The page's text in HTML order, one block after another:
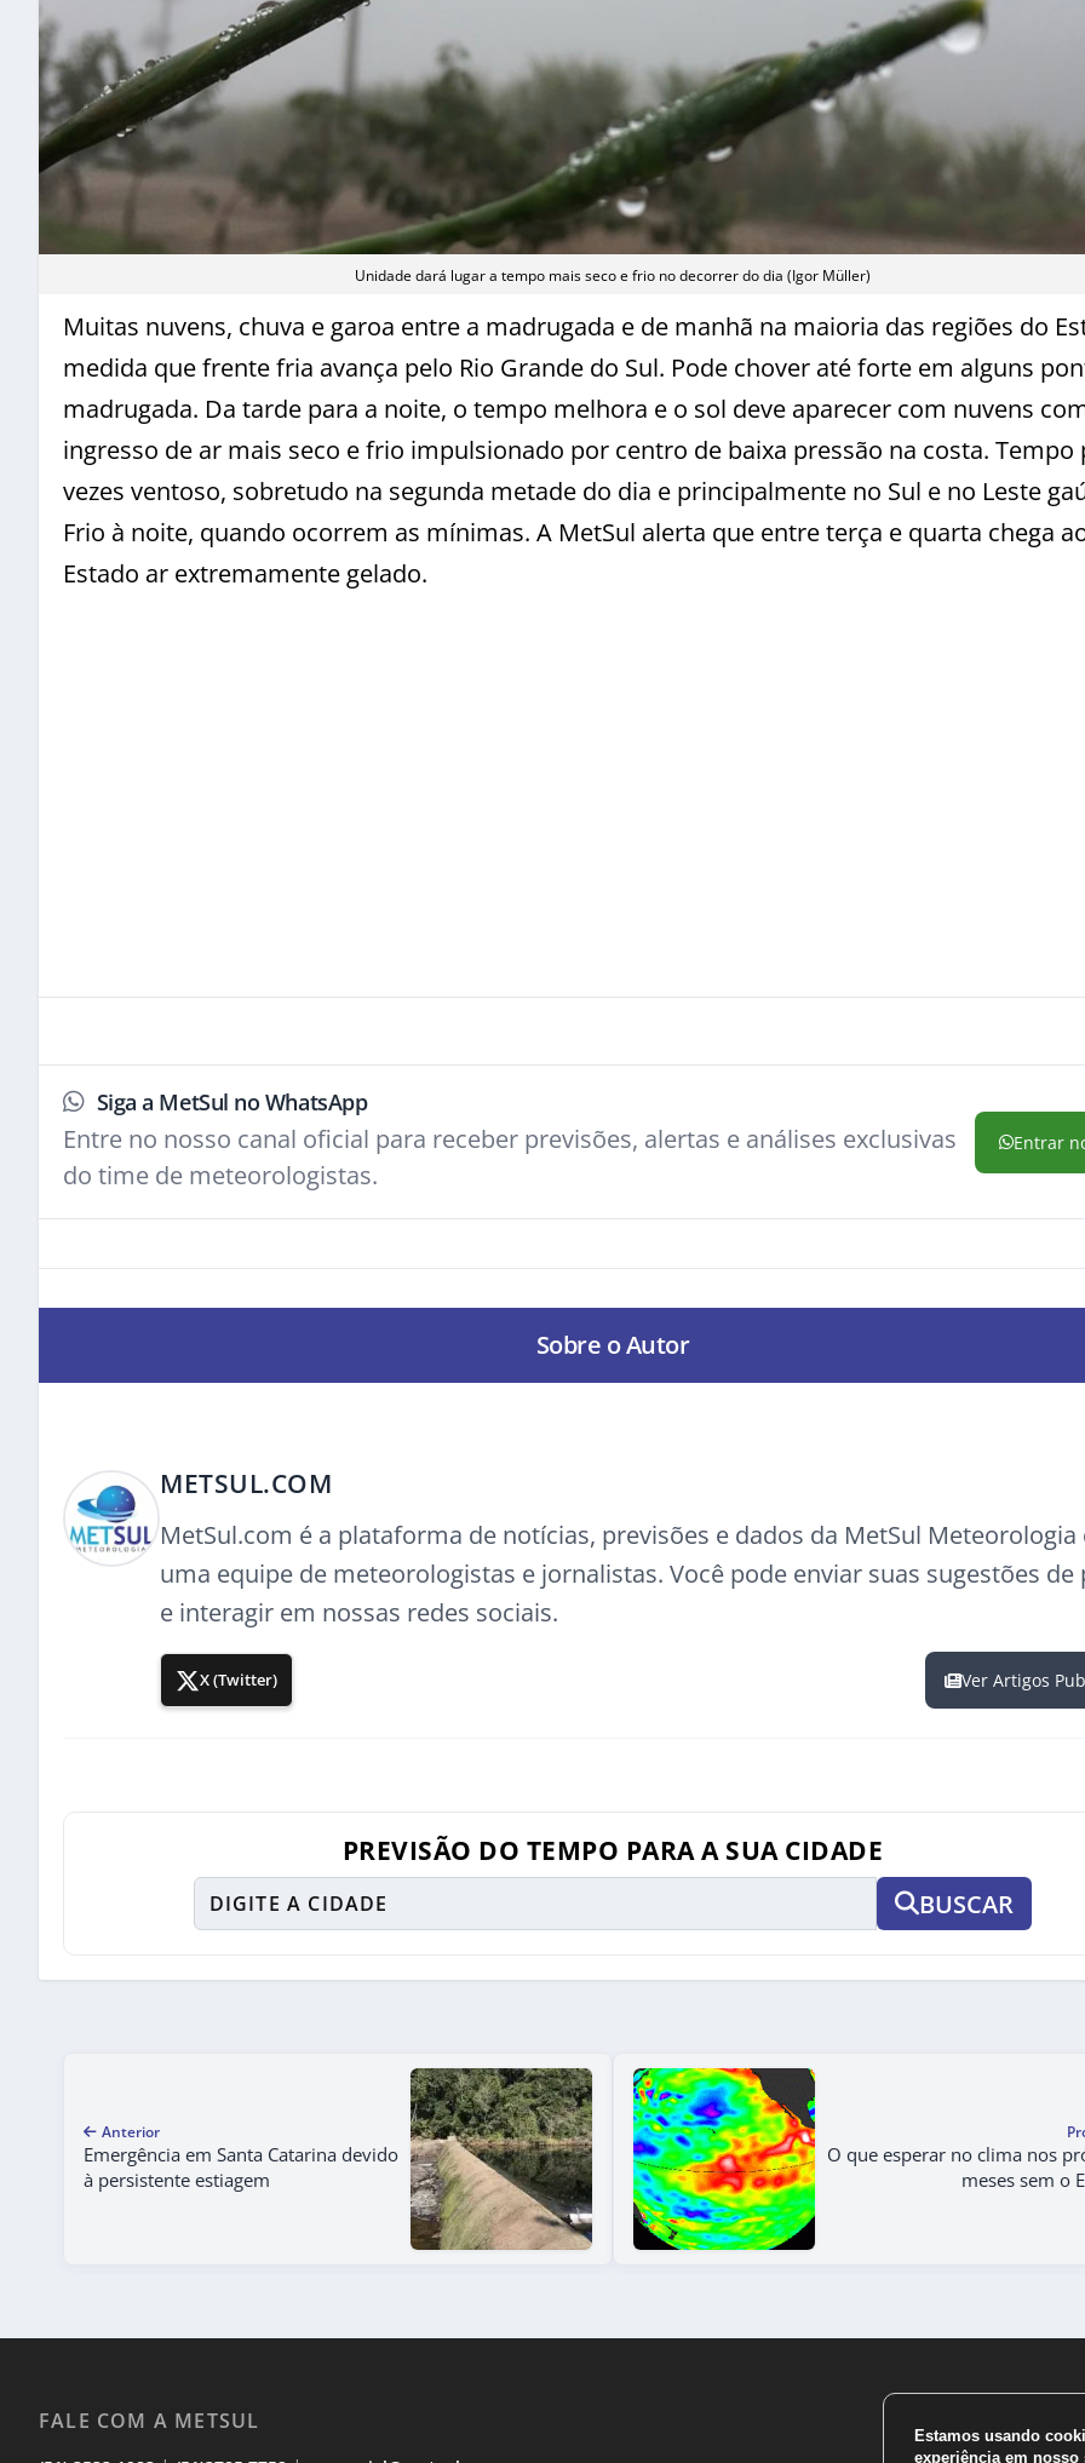
Unidade dará lugar a tempo mais seco e frio no decorrer do dia (Igor Müller)
Muitas nuvens, chuva e garoa entre a madrugada e de manhã na maioria das regiões do
medida que frente fria avança pelo Rio Grande do Sul. Pode chover até forte em alguns
madrugada. Da tarde para a noite, o tempo melhora e o sol deve aparecer com nuvens
ingresso de ar mais seco e frio impulsionado por centro de baixa pressão na costa. Tempo
vezes ventoso, sobretudo na segunda metade do dia e principalmente no Sul e no Leste
Frio à noite, quando ocorrem as mínimas. A MetSul alerta que entre terça e quarta chega
Estado ar extremamente gelado.
Siga a MetSul no WhatsApp
Entre no nosso canal oficial para receber previsões, alertas e análises exclusivas
do time de meteorologistas.
Entrar
Sobre o Autor
METSUL.COM
MetSul.com é a plataforma de notícias, previsões e dados da MetSul Meteorologia
uma equipe de meteorologistas e jornalistas. Você pode enviar suas sugestões de
e interagir em nossas redes sociais.
X (Twitter) Ver Artigos
PREVISÃO DO TEMPO PARA A SUA CIDADE
BUSCAR
Anterior
Emergência em Santa Catarina devido
à persistente estiagem
O que esperar no clima nos
meses sem o
FALE COM A METSUL
Estamos usando
experiência em nosso